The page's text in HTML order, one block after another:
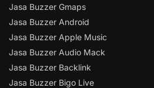
Jasa Buzzer Gmaps
Jasa Buzzer Android
Jasa Buzzer Apple Music
Jasa Buzzer Audio Mack
Jasa Buzzer Backlink
Jasa Buzzer Bigo Live